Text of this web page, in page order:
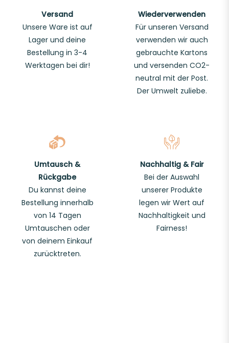
Versand
Unsere Ware ist auf
Lager und deine
Bestellung in 3-4
Werktagen bei dir!
Wiederverwenden
Für unseren Versand
verwenden wir auch
gebrauchte Kartons
und versenden CO2-
neutral mit der Post.
Der Umwelt zuliebe.
Umtausch &
Rückgabe
Du kannst deine
Bestellung innerhalb
von 14 Tagen
Umtauschen oder
von deinem Einkauf
zurücktreten.
Nachhaltig & Fair
Bei der Auswahl
unserer Produkte
legen wir Wert auf
Nachhaltigkeit und
Fairness!